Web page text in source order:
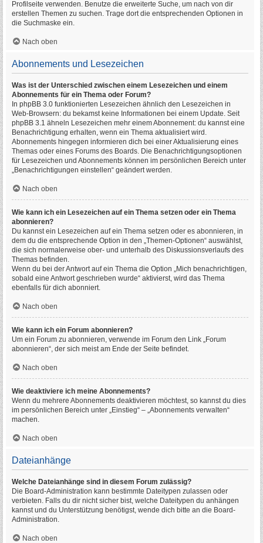
Profilseite verwenden. Benutze die erweiterte Suche, um nach von dir
erstellen Themen zu suchen. Trage dort die entsprechenden Optionen in
die Suchmaske ein.
Nach oben
Abonnements und Lesezeichen
Was ist der Unterschied zwischen einem Lesezeichen und einem
Abonnements für ein Thema oder Forum?
In phpBB 3.0 funktionierten Lesezeichen ähnlich den Lesezeichen in
Web-Browsern: du bekamst keine Informationen bei einem Update. Seit
phpBB 3.1 ähneln Lesezeichen mehr einem Abonnement: du kannst eine
Benachrichtigung erhalten, wenn ein Thema aktualisiert wird.
Abonnements hingegen informieren dich bei einer Aktualisierung eines
Themas oder eines Forums des Boards. Die Benachrichtigungsoptionen
für Lesezeichen und Abonnements können im persönlichen Bereich unter
„Benachrichtigungen einstellen“ geändert werden.
Nach oben
Wie kann ich ein Lesezeichen auf ein Thema setzen oder ein Thema
abonnieren?
Du kannst ein Lesezeichen auf ein Thema setzen oder es abonnieren, in
dem du die entsprechende Option in den „Themen-Optionen“ auswählst,
die sich normalerweise ober- und unterhalb des Diskussionsverlaufs des
Themas befinden.
Wenn du bei der Antwort auf ein Thema die Option „Mich benachrichtigen,
sobald eine Antwort geschrieben wurde“ aktivierst, wird das Thema
ebenfalls für dich abonniert.
Nach oben
Wie kann ich ein Forum abonnieren?
Um ein Forum zu abonnieren, verwende im Forum den Link „Forum
abonnieren“, der sich meist am Ende der Seite befindet.
Nach oben
Wie deaktiviere ich meine Abonnements?
Wenn du mehrere Abonnements deaktivieren möchtest, so kannst du dies
im persönlichen Bereich unter „Einstieg“ – „Abonnements verwalten“
machen.
Nach oben
Dateianhänge
Welche Dateianhänge sind in diesem Forum zulässig?
Die Board-Administration kann bestimmte Dateitypen zulassen oder
verbieten. Falls du dir nicht sicher bist, welche Dateitypen du anhängen
kannst und du Unterstützung benötigst, wende dich bitte an die Board-
Administration.
Nach oben